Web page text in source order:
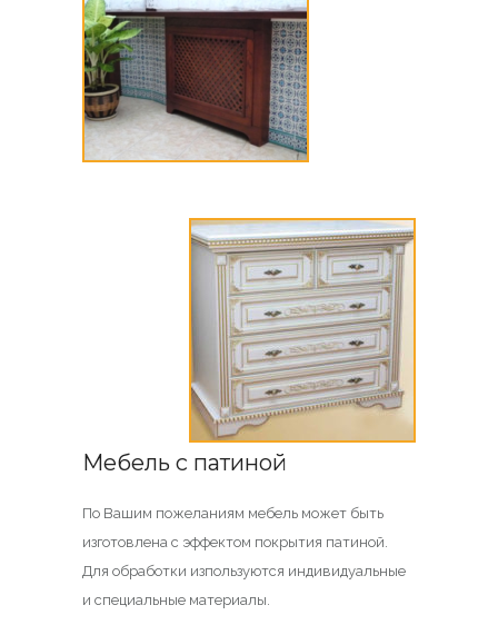
Мебель с патиной
По Вашим пожеланиям мебель может быть
изготовлена с эффектом покрытия патиной.
Для обработки изпользуются индивидуальные
и специальные материалы.